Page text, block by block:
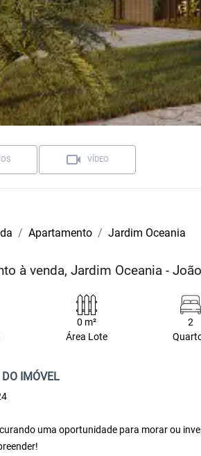
VÍDEO
Apartamento Jardim Oceania
à venda, Jardim Oceania -
0 m²
Área Lote
2
DO IMÓVEL
uma oportunidade para morar ou